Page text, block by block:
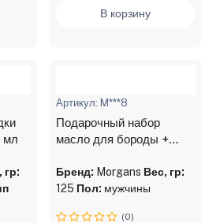
В корзину
мл
гр:
Артикул: M***8
Подарочный набор
масло для бороды +
Morgans
Бренд: Morgans Вес, гр:
125 Пол: мужчины
(0)